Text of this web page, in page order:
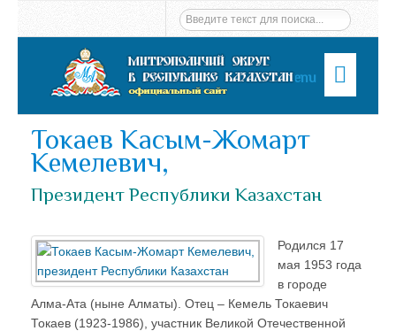
Menu
Токаев Касым-Жомарт
Кемелевич,
Президент Республики Казахстан
Родился 17
мая 1953 года
в городе
Алма-Ата (ныне Алматы). Отец – Кемель Токаевич
Токаев (1923-1986), участник Великой Отечественной